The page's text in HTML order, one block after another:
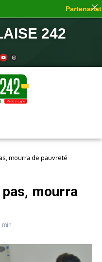
242
mourra de pauvreté
pas, mourra
min
Partenariat